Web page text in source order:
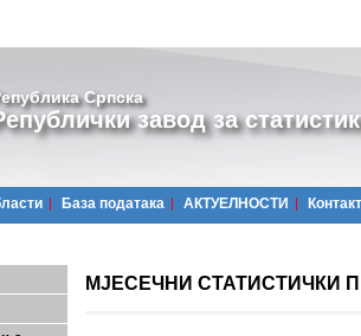
Српска
завод за
Базa података АКТУЕЛНОСТИ Контакт
МЈЕСЕЧНИ СТАТИСТИЧКИ